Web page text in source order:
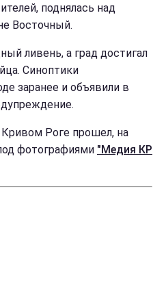
поднялась над
Восточный.
ливень, а град достигал
Синоптики
заранее и объявили в
Роге прошел, на
фотографиями "Медия КР